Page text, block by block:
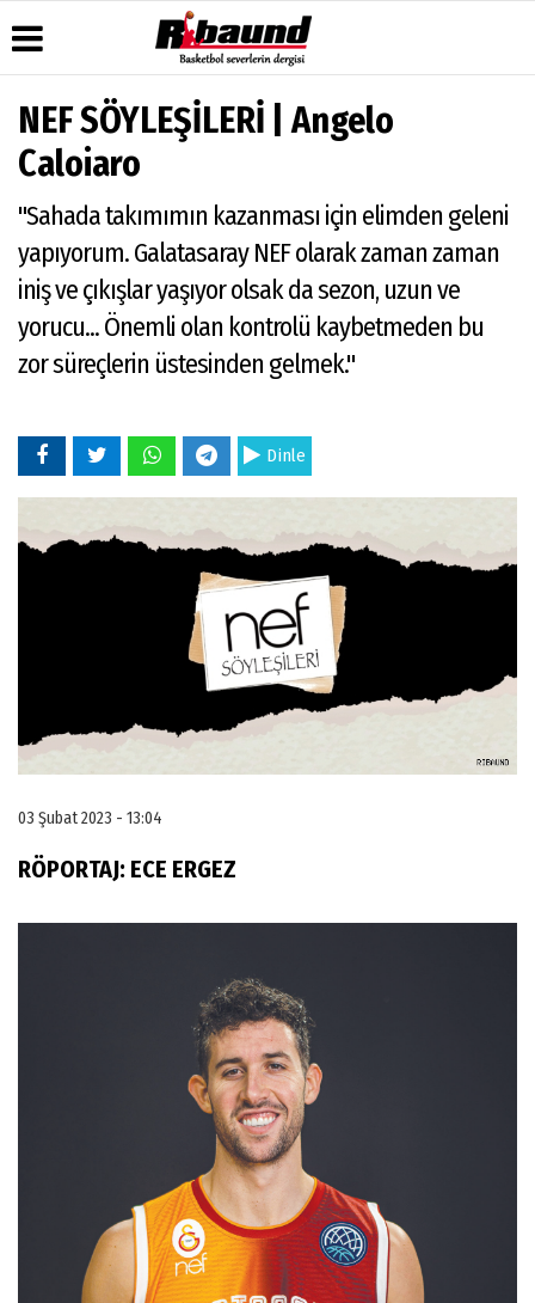
Üye Paneli
Haber
Arşivi
Arşivi
Hava
Gazete
Manşetleri
Anketler
Biyografiler
Köşe
Video
Galeri
Foto
Çerez
Politikası
Gizlilik
İlkeleri
NEF SÖYLEŞİLERİ | Angelo
Caloiaro
"Sahada takımımın kazanması için elimden geleni
yapıyorum. Galatasaray NEF olarak zaman zaman
iniş ve çıkışlar yaşıyor olsak da sezon, uzun ve
yorucu... Önemli olan kontrolü kaybetmeden bu
zor süreçlerin üstesinden gelmek."
Dinle
03 Şubat 2023 - 13:04
RÖPORTAJ: ECE ERGEZ